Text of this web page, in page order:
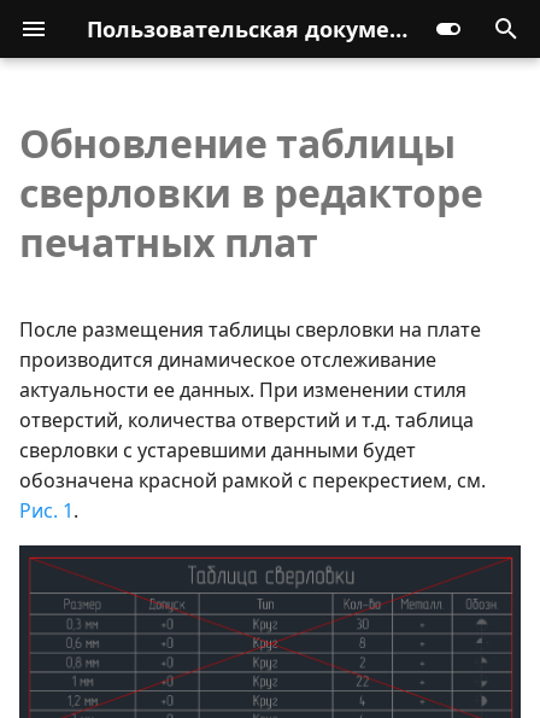
Пользовательская документация
Обновление таблицы
сверловки в редакторе
печатных плат
После размещения таблицы сверловки на плате
производится динамическое отслеживание
актуальности ее данных. При изменении стиля
отверстий, количества отверстий и т.д. таблица
сверловки с устаревшими данными будет
обозначена красной рамкой с перекрестием, см.
Рис. 1.